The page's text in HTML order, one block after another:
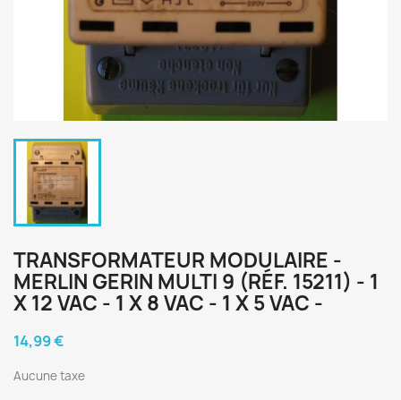
TRANSFORMATEUR MODULAIRE -
MERLIN GERIN MULTI 9 (RÉF. 15211) - 1
X 12 VAC - 1 X 8 VAC - 1 X 5 VAC -
14,99 €
Aucune taxe